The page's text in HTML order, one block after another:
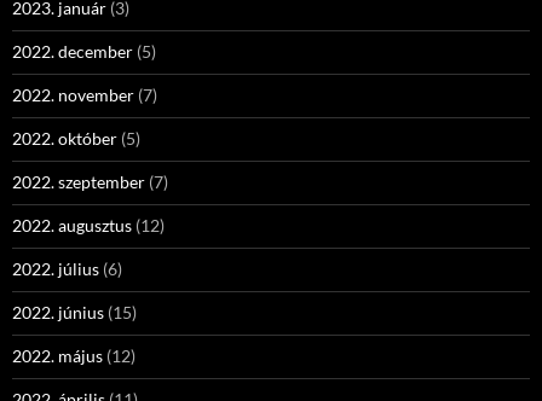
2023. január (3)
2022. december (5)
2022. november (7)
2022. október (5)
2022. szeptember (7)
2022. augusztus (12)
2022. július (6)
2022. június (15)
2022. május (12)